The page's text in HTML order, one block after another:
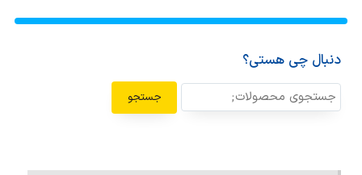
دنبال چی هستی؟
جستجو